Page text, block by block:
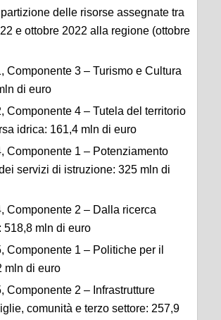
delle risorse assegnate tra
e ottobre 2022 alla regione (ottobre
Componente 3 – Turismo e Cultura
di euro
Componente 4 – Tutela del territorio
idrica: 161,4 mln di euro
Componente 1 – Potenziamento
servizi di istruzione: 325 mln di
Componente 2 – Dalla ricerca
518,8 mln di euro
Componente 1 – Politiche per il
mln di euro
Componente 2 – Infrastrutture
comunità e terzo settore: 257,9